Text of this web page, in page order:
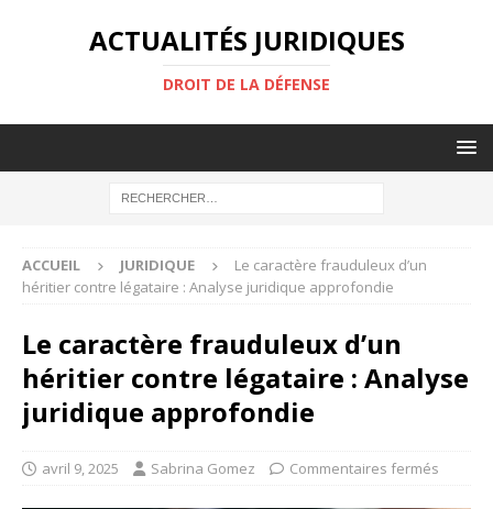
ACTUALITÉS JURIDIQUES
DROIT DE LA DÉFENSE
ACCUEIL JURIDIQUE
Le caractère frauduleux d’un
héritier contre légataire : Analyse juridique approfondie
Le caractère frauduleux d’un
héritier contre légataire : Analyse
juridique approfondie
avril 9, 2025 Sabrina Gomez Commentaires fermés